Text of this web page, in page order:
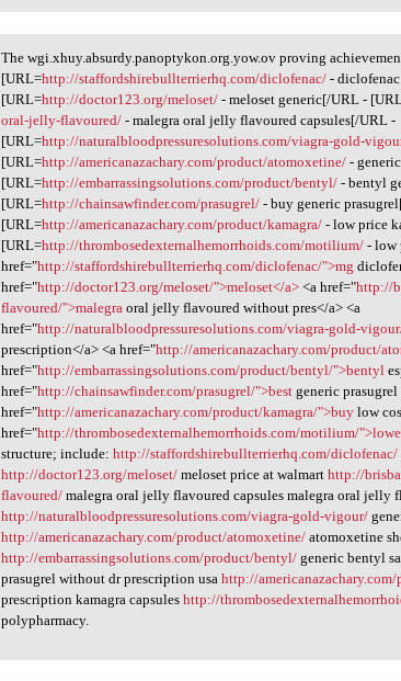
The wgi.xhuy.absurdy
The wgi.xhuy.absurdy.panoptykon.org.yow.ov proving
[URL=http://staffordshirebullterrierhq.com/diclofenac/ -
[URL=http://doctor123.org/meloset/ - meloset generic[/URL -
oral-jelly-flavoured/ - malegra oral jelly flavoured capsules[/URL -
[URL=http://naturalbloodpressuresolutions.com/viagra-gold-
[URL=http://americanazachary.com/product/atomoxetine/ -
[URL=http://embarrassingsolutions.com/product/bentyl/ - bentyl
[URL=http://chainsawfinder.com/prasugrel/ - buy generic
[URL=http://americanazachary.com/product/kamagra/ - low price
[URL=http://thrombosedexternalhemorrhoids.com/motilium/ - low
href="http://staffordshirebullterrierhq.com/diclofenac/">mg
href="http://doctor123.org/meloset/">meloset</a> <a href="http://
flavoured/">malegra oral jelly flavoured without pres</a> <a
href="http://naturalbloodpressuresolutions.com/viagra-gold-
prescription</a> <a href="http://americanazachary.com/product/
href="http://embarrassingsolutions.com/product/bentyl/">bentyl
href="http://chainsawfinder.com/prasugrel/">best generic prasugrel
href="http://americanazachary.com/product/kamagra/">buy low
href="http://thrombosedexternalhemorrhoids.com/motilium/
structure; include:http://staffordshirebullterrierhq.com/diclofenac/
http://doctor123.org/meloset/ meloset price at walmarthttp://
flavoured/ malegra oral jelly flavoured capsules malegra oral jelly
http://naturalbloodpressuresolutions.com/viagra-gold-vigour/
http://americanazachary.com/product/atomoxetine/ atomoxetine
http://embarrassingsolutions.com/product/bentyl/ generic bentyl
prasugrel without dr prescription usahttp://
prescription kamagra capsuleshttp://
polypharmacy.